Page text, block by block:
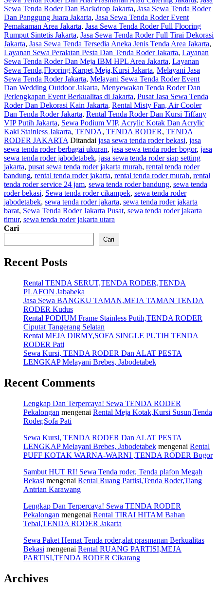
Sewa Tenda Roder Dan Backdrop Jakarta, Jasa Sewa Tenda Roder
Dan Panggung Juara Jakarta, Jasa Sewa Tenda Roder Event
Pemakaman Area Jakarta, Jasa Sewa Tenda Roder Full Flooring
Rumput Sintetis Jakarta, Jasa Sewa Tenda Roder Full Tirai Dekorasi
Jakarta, Jasa Sewa Tenda Tersedia Aneka Jenis Tenda Area Jakarta,
Layanan Sewa Peralatan Pesta Dan Tenda Roder Jakarta, Layanan
Sewa Tenda Roder Dan Meja IBM HPL Area Jakarta, Layanan
Sewa Tenda,Flooring,Karpet,Meja,Kursi Jakarta, Melayani Jasa
Sewa Tenda Roder Jakarta, Melayani Sewa Tenda Roder Event
Dan Wedding Outdoor Jakarta, Menyewakan Tenda Roder Dan
Perlengkapan Event Berkualitas di Jakarta, Pusat Jasa Sewa Tenda
Roder Dan Dekorasi Kain Jakarta, Rental Misty Fan, Air Cooler
Dan Tenda Roder Jakarta, Rental Tenda Roder Dan Kursi Tiffany
VIP Putih Jakarta, Sewa Podium VIP, Acrylic Kotak Dan Acrylic
Kaki Stainless Jakarta, TENDA, TENDA RODER, TENDA
RODER JAKARTA Ditandai jasa sewa tenda roder bekasi, jasa
sewa tenda roder berbagai ukuran, jasa sewa tenda roder bogor, jasa
sewa tenda roder jabodetabek, jasa sewa tenda roder siap setting
jakarta, pusat sewa tenda roder jakarta murah, rental tenda roder
bandung, rental tenda roder jakarta, rental tenda roder murah, rental
tenda roder service 24 jam, sewa tenda roder bandung, sewa tenda
roder bekasi, Sewa tenda roder cikampek, sewa tenda roder
jabodetabek, sewa tenda roder jakarta, sewa tenda roder jakarta
barat, Sewa Tenda Roder Jakarta Pusat, sewa tenda roder jakarta
timur, sewa tenda roder jakarta utara
Cari
Cari
Recent Posts
Rental TENDA SERUT,TENDA RODER,TENDA
PLAFON Jababeka
Jasa Sewa BANGKU TAMAN,MEJA TAMAN TENDA
RODER Kudus
Rental PODIUM Frame Stainless Putih,TENDA RODER
Ciputat Tangerang Selatan
Rental MEJA DIRMY,SOFA SINGLE PUTIH TENDA
RODER Pati
Sewa Kursi, TENDA RODER Dan ALAT PESTA
LENGKAP Melayani Brebes, Jabodetabek
Recent Comments
Lengkap Dan Terpercaya! Sewa TENDA RODER
Pekalongan mengenai Rental Meja Kotak,Kursi Susun,Tenda
Roder,Sofa Pati
Sewa Kursi, TENDA RODER Dan ALAT PESTA
LENGKAP Melayani Brebes, Jabodetabek mengenai Rental
PUFF KOTAK WARNA-WARNI ,TENDA RODER Bogor
Sambut HUT RI! Sewa Tenda roder, Tenda plafon Megah
Bekasi mengenai Rental Ruang Partisi,Tenda Roder,Tiang
Antrian Karawang
Lengkap Dan Terpercaya! Sewa TENDA RODER
Pekalongan mengenai Rental TIRAI HITAM Bahan
Tebal,TENDA RODER Jakarta
Sewa Paket Hemat Tenda roder,alat prasmanan Berkualitas
Bekasi mengenai Rental RUANG PARTISI,MEJA
PARTISI,TENDA RODER Cikarang
Archives